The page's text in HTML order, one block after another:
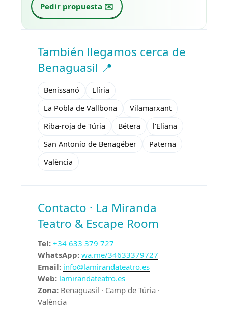
Pedir propuesta ✉️
También llegamos cerca de
Benaguasil 📍
Benissanó
Llíria
La Pobla de Vallbona
Vilamarxant
Riba-roja de Túria
Bétera
l'Eliana
San Antonio de Benagéber
Paterna
València
Contacto · La Miranda
Teatro & Escape Room
Tel: +34 633 379 727
WhatsApp: wa.me/34633379727
Email: info@lamirandateatro.es
Web: lamirandateatro.es
Zona: Benaguasil · Camp de Túria ·
València